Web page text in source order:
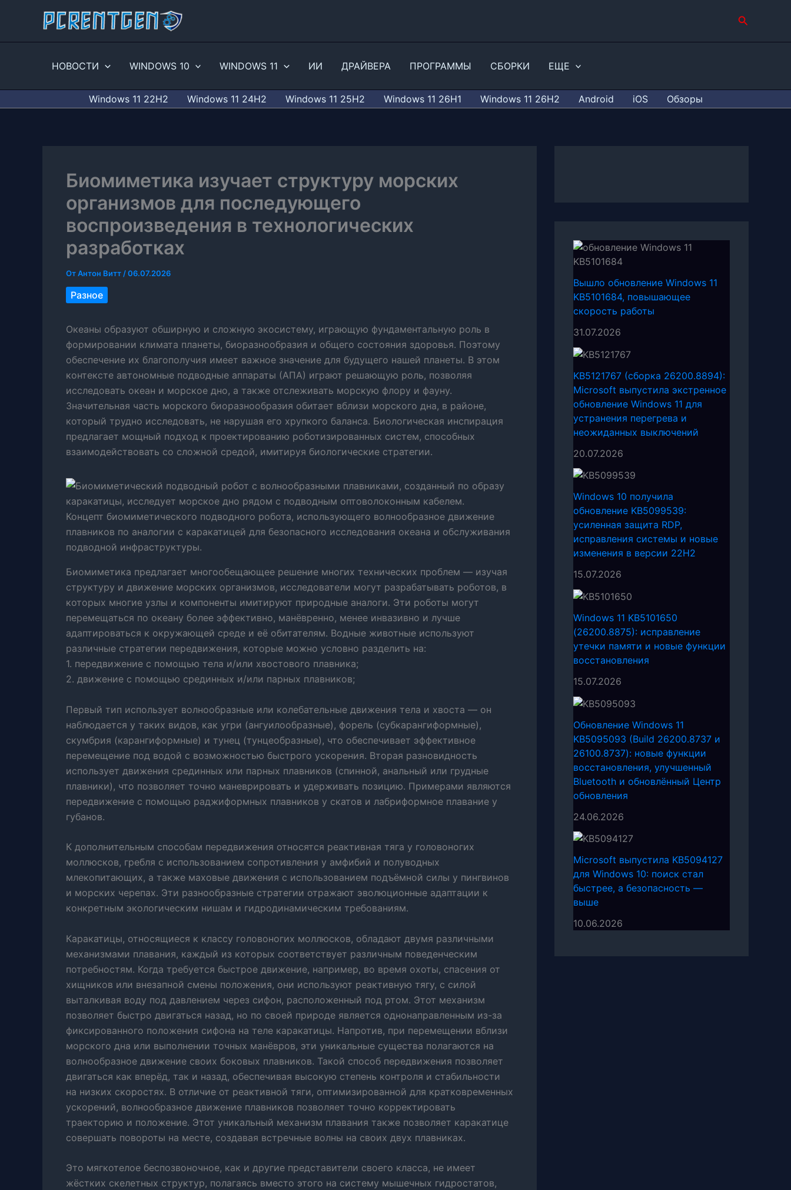
Поиск
НОВОСТИ WINDOWS 10 WINDOWS 11 ИИ ДРАЙВЕРА ПРОГРАММЫ СБОРКИ ЕЩЕ
Windows 11 22H2 Windows 11 24H2 Windows 11 25H2 Windows 11 26H1 Windows 11 26H2 Android iOS Обзоры
Биомиметика изучает структуру морских
организмов для последующего
воспроизведения в технологических
разработках
ОтАнтон Витт /06.07.2026
Разное
Океаны образуют обширную и сложную экосистему, играющую фундаментальную роль в
формировании климата планеты, биоразнообразия и общего состояния здоровья. Поэтому
обеспечение их благополучия имеет важное значение для будущего нашей планеты. В этом
контексте автономные подводные аппараты (АПА) играют решающую роль, позволяя
исследовать океан и морское дно, а также отслеживать морскую флору и фауну.
Значительная часть морского биоразнообразия обитает вблизи морского дна, в районе,
который трудно исследовать, не нарушая его хрупкого баланса. Биологическая инспирация
предлагает мощный подход к проектированию роботизированных систем, способных
взаимодействовать со сложной средой, имитируя биологические стратегии.
Концепт биомиметического подводного робота, использующего волнообразное движение
плавников по аналогии с каракатицей для безопасного исследования океана и обслуживания
подводной инфраструктуры.
Биомиметика предлагает многообещающее решение многих технических проблем — изучая
структуру и движение морских организмов, исследователи могут разрабатывать роботов, в
которых многие узлы и компоненты имитируют природные аналоги. Эти роботы могут
перемещаться по океану более эффективно, манёвренно, менее инвазивно и лучше
адаптироваться к окружающей среде и её обитателям. Водные животные используют
различные стратегии передвижения, которые можно условно разделить на:
1. передвижение с помощью тела и/или хвостового плавника;
2. движение с помощью срединных и/или парных плавников;
Первый тип использует волнообразные или колебательные движения тела и хвоста — он
наблюдается у таких видов, как угри (ангуилообразные), форель (субкарангиформные),
скумбрия (карангиформные) и тунец (тунцеобразные), что обеспечивает эффективное
перемещение под водой с возможностью быстрого ускорения. Вторая разновидность
использует движения срединных или парных плавников (спинной, анальный или грудные
плавники), что позволяет точно маневрировать и удерживать позицию. Примерами являются
передвижение с помощью раджиформных плавников у скатов и лабриформное плавание у
губанов.
К дополнительным способам передвижения относятся реактивная тяга у головоногих
моллюсков, гребля с использованием сопротивления у амфибий и полуводных
млекопитающих, а также маховые движения с использованием подъёмной силы у пингвинов
и морских черепах. Эти разнообразные стратегии отражают эволюционные адаптации к
конкретным экологическим нишам и гидродинамическим требованиям.
Каракатицы, относящиеся к классу головоногих моллюсков, обладают двумя различными
механизмами плавания, каждый из которых соответствует различным поведенческим
потребностям. Когда требуется быстрое движение, например, во время охоты, спасения от
хищников или внезапной смены положения, они используют реактивную тягу, с силой
выталкивая воду под давлением через сифон, расположенный под ртом. Этот механизм
позволяет быстро двигаться назад, но по своей природе является однонаправленным из-за
фиксированного положения сифона на теле каракатицы. Напротив, при перемещении вблизи
морского дна или выполнении точных манёвров, эти уникальные существа полагаются на
волнообразное движение своих боковых плавников. Такой способ передвижения позволяет
двигаться как вперёд, так и назад, обеспечивая высокую степень контроля и стабильности
на низких скоростях. В отличие от реактивной тяги, оптимизированной для кратковременных
ускорений, волнообразное движение плавников позволяет точно корректировать
траекторию и положение. Этот уникальный механизм плавания также позволяет каракатице
совершать повороты на месте, создавая встречные волны на своих двух плавниках.
Это мягкотелое беспозвоночное, как и другие представители своего класса, не имеет
жёстких скелетных структур, полагаясь вместо этого на систему мышечных гидростатов,
Вышло обновление Windows 11
KB5101684, повышающее
скорость работы
31.07.2026
KB5121767 (сборка 26200.8894):
Microsoft выпустила экстренное
обновление Windows 11 для
устранения перегрева и
неожиданных выключений
20.07.2026
Windows 10 получила
обновление KB5099539:
усиленная защита RDP,
исправления системы и новые
изменения в версии 22H2
15.07.2026
Windows 11 KB5101650
(26200.8875): исправление
утечки памяти и новые функции
восстановления
15.07.2026
Обновление Windows 11
KB5095093 (Build 26200.8737 и
26100.8737): новые функции
восстановления, улучшенный
Bluetooth и обновлённый Центр
обновления
24.06.2026
Microsoft выпустила KB5094127
для Windows 10: поиск стал
быстрее, а безопасность —
выше
10.06.2026